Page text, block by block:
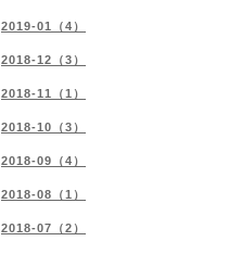
2019-01（4）
2018-12（3）
2018-11（1）
2018-10（3）
2018-09（4）
2018-08（1）
2018-07（2）